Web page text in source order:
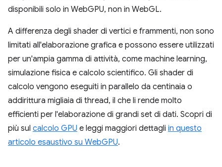
disponibili solo in WebGPU, non in WebGL.
A differenza degli shader di vertici e frammenti, non sono
limitati all'elaborazione grafica e possono essere utilizzati
per un'ampia gamma di attività, come machine learning,
simulazione fisica e calcolo scientifico. Gli shader di
calcolo vengono eseguiti in parallelo da centinaia o
addirittura migliaia di thread, il che li rende molto
efficienti per l'elaborazione di grandi set di dati. Scopri di
più sul calcolo GPU e leggi maggiori dettagli in questo
articolo esaustivo su WebGPU.